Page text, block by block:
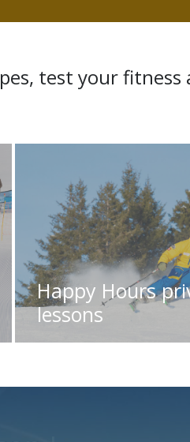
test your fitness
Happy Hours
lessons